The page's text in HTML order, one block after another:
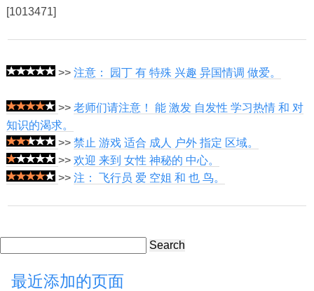
[1013471]
>> 注意： 园丁 有 特殊 兴趣 异国情调 做爱。
>> 老师们请注意！ 能 激发 自发性 学习热情 和 对
知识的渴求。
>> 禁止 游戏 适合 成人 户外 指定 区域。
>> 欢迎 来到 女性 神秘的 中心。
>> 注： 飞行员 爱 空姐 和 也 鸟。
Search
最近添加的页面